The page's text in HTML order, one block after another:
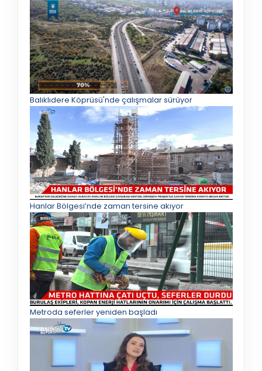
Balıklıdere Köprüsü'nde çalışmalar sürüyor
Hanlar Bölgesi’nde zaman tersine akıyor
Metroda seferler yeniden başladı